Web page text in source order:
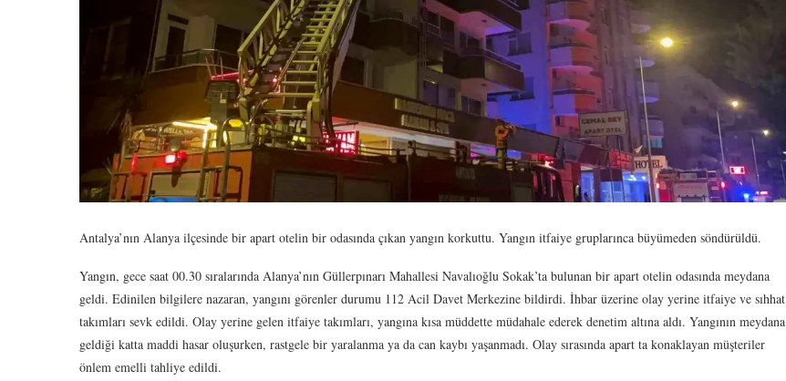
Antalya’nın Alanya ilçesinde bir apart otelin bir odasında çıkan yangın korkuttu. Yangın itfaiye gruplarınca büyümeden söndürüldü.
Yangın, gece saat 00.30 sıralarında Alanya’nın Güllerpınarı Mahallesi Navalıoğlu Sokak’ta bulunan bir apart otelin odasında meydana
geldi. Edinilen bilgilere nazaran, yangını görenler durumu 112 Acil Davet Merkezine bildirdi. İhbar üzerine olay yerine itfaiye ve sıhhat
takımları sevk edildi. Olay yerine gelen itfaiye takımları, yangına kısa müddette müdahale ederek denetim altına aldı. Yangının meydana
geldiği katta maddi hasar oluşurken, rastgele bir yaralanma ya da can kaybı yaşanmadı. Olay sırasında apart ta konaklayan müşteriler
önlem emelli tahliye edildi.